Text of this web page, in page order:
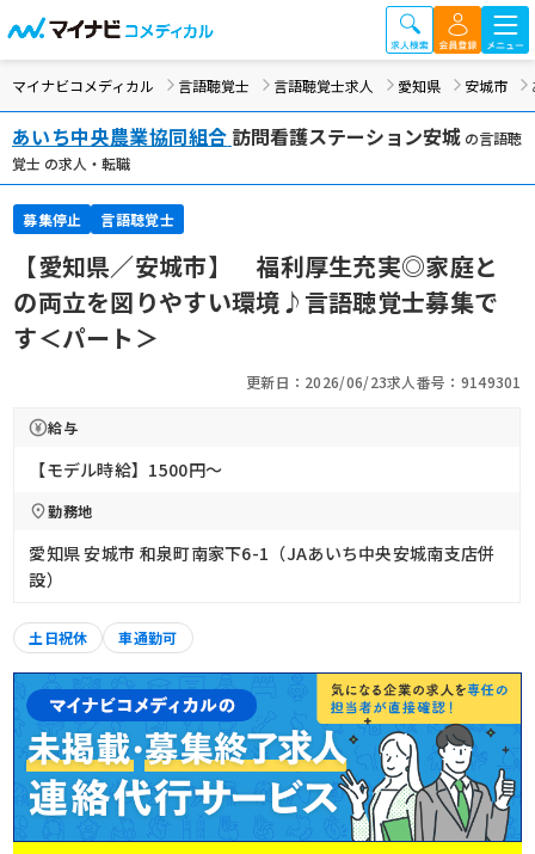
マイナビコメディカル 言語聴覚士 言語聴覚士求人 愛知県 安城市
あいち中央農業協同組合 訪問看護ステーション安城の言語聴
覚士 の求人・転職
募集停止 言語聴覚士
【愛知県／安城市】 福利厚生充実◎家庭と
の両立を図りやすい環境♪言語聴覚士募集で
す＜パート＞
更新日：2026/06/23求人番号：9149301
給与
【モデル時給】1500円〜
勤務地
愛知県 安城市 和泉町南家下6-1（JAあいち中央安城南支店併
設）
土日祝休 車通勤可